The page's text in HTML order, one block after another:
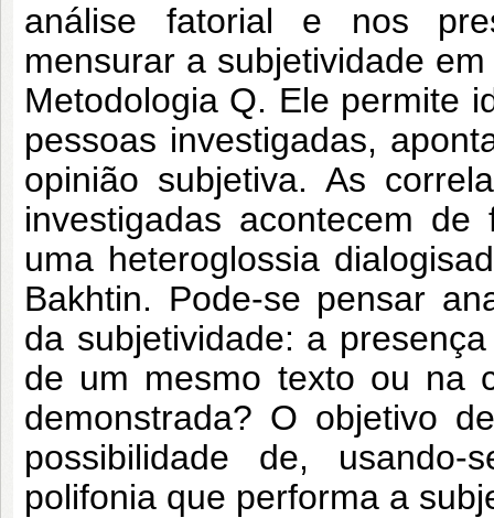
análise fatorial e nos
mensurar a subjetividade
Metodologia Q. Ele permite
pessoas investigadas,
opinião subjetiva. As
investigadas acontecem
uma heteroglossia
Bakhtin. Pode-se pensar
da subjetividade: a
de um mesmo texto ou na
demonstrada? O objetivo
possibilidade de,
polifonia que performa a